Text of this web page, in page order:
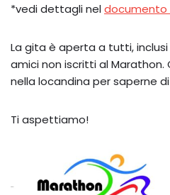
*vedi dettagli neldocumento
La gita è aperta a tutti,
amici non iscritti al
nella locandina per saperne di
Ti aspettiamo!